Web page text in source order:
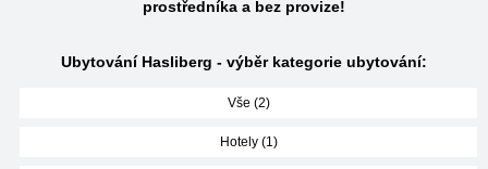
prostředníka a bez provize!
Ubytování Hasliberg - výběr kategorie ubytování:
Vše (2)
Hotely (1)